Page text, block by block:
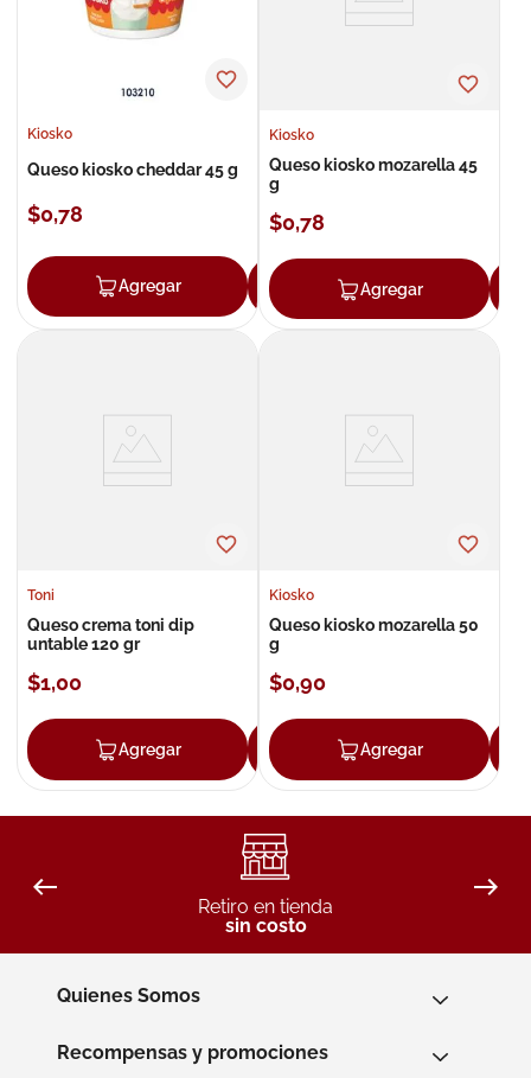
Kiosko
Queso kiosko cheddar 45 g
$0,78
Agregar Agregar
Kiosko
Queso kiosko mozarella 45
g
$0,78
Agregar
Toni
Queso crema toni dip
untable 120 gr
$1,00
Agregar Agregar
Kiosko
Queso kiosko mozarella 50
g
$0,90
Agregar
Retiro en tienda
sin costo
Quienes Somos
Recompensas y promociones